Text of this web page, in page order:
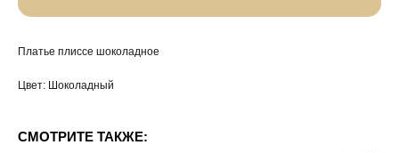
Платье плиссе шоколадное
Цвет: Шоколадный
СМОТРИТЕ ТАКЖЕ: